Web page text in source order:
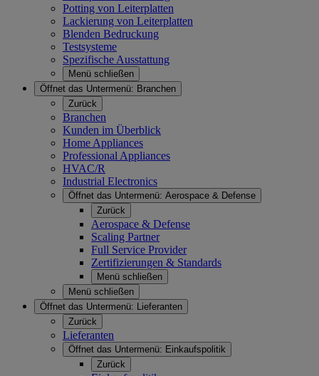
Potting von Leiterplatten
Lackierung von Leiterplatten
Blenden Bedruckung
Testsysteme
Spezifische Ausstattung
Menü schließen
Öffnet das Untermenü: Branchen
Zurück
Branchen
Kunden im Überblick
Home Appliances
Professional Appliances
HVAC/R
Industrial Electronics
Öffnet das Untermenü: Aerospace & Defense
Zurück
Aerospace & Defense
Scaling Partner
Full Service Provider
Zertifizierungen & Standards
Menü schließen
Menü schließen
Öffnet das Untermenü: Lieferanten
Zurück
Lieferanten
Öffnet das Untermenü: Einkaufspolitik
Zurück